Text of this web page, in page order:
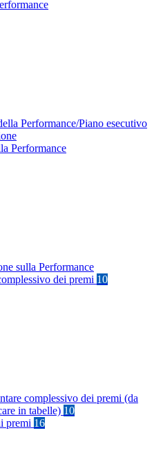
Performance/Piano esecutivo
Performance
sulla Performance
dei premi 10
complessivo dei premi (da
in tabelle) 10
premi 16